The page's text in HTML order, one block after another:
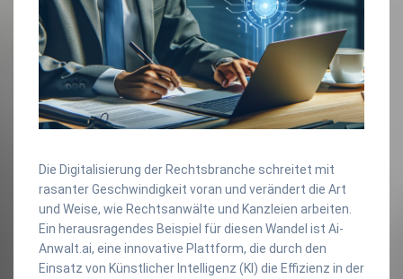
Die Digitalisierung der Rechtsbranche schreitet mit
rasanter Geschwindigkeit voran und verändert die Art
und Weise, wie Rechtsanwälte und Kanzleien arbeiten.
Ein herausragendes Beispiel für diesen Wandel ist Ai-
Anwalt.ai, eine innovative Plattform, die durch den
Einsatz von Künstlicher Intelligenz (KI) die Effizienz in der